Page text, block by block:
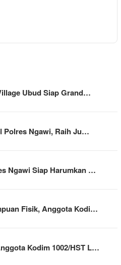
Ubud Siap Grand…
Polres Ngawi, Raih Ju…
Ngawi Siap Harumkan …
Fisik, Anggota Kodi…
Kodim 1002/HST L…